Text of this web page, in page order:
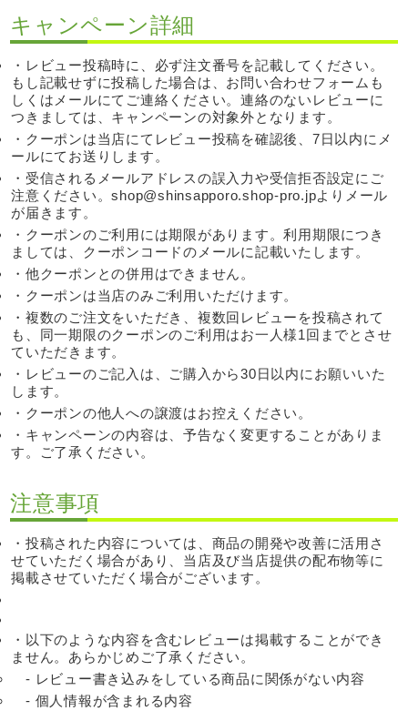
キャンペーン詳細
・レビュー投稿時に、必ず注文番号を記載してください。
もし記載せずに投稿した場合は、お問い合わせフォームも
しくはメールにてご連絡ください。連絡のないレビューに
つきましては、キャンペーンの対象外となります。
・クーポンは当店にてレビュー投稿を確認後、7日以内にメ
ールにてお送りします。
・受信されるメールアドレスの誤入力や受信拒否設定にご
注意ください。shop@shinsapporo.shop-pro.jpよりメール
が届きます。
・クーポンのご利用には期限があります。利用期限につき
ましては、クーポンコードのメールに記載いたします。
・他クーポンとの併用はできません。
・クーポンは当店のみご利用いただけます。
・複数のご注文をいただき、複数回レビューを投稿されて
も、同一期限のクーポンのご利用はお一人様1回までとさせ
ていただきます。
・レビューのご記入は、ご購入から30日以内にお願いいた
します。
・クーポンの他人への譲渡はお控えください。
・キャンペーンの内容は、予告なく変更することがありま
す。ご了承ください。
注意事項
・投稿された内容については、商品の開発や改善に活用さ
せていただく場合があり、当店及び当店提供の配布物等に
掲載させていただく場合がございます。
・以下のような内容を含むレビューは掲載することができ
ません。あらかじめご了承ください。
レビュー書き込みをしている商品に関係がない内容
個人情報が含まれる内容